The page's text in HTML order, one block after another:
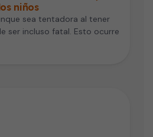
niños
sea tentadora al tener
ser incluso fatal. Esto ocurre